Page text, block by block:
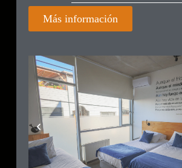
Más información